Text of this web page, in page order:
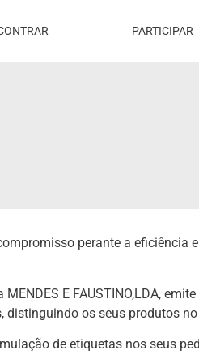
PARTICIPAR
perante a eficiência
E FAUSTINO,LDA,
distinguindo os seus produtos
de etiquetas nos seus